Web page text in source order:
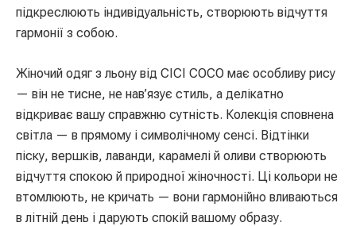
підкреслюють індивідуальність, створюють відчуття
гармонії з собою.
Жіночий одяг з льону від CICI COCO має особливу рису
— він не тисне, не нав’язує стиль, а делікатно
відкриває вашу справжню сутність. Колекція сповнена
світла — в прямому і символічному сенсі. Відтінки
піску, вершків, лаванди, карамелі й оливи створюють
відчуття спокою й природної жіночності. Ці кольори не
втомлюють, не кричать — вони гармонійно вливаються
в літній день і дарують спокій вашому образу.